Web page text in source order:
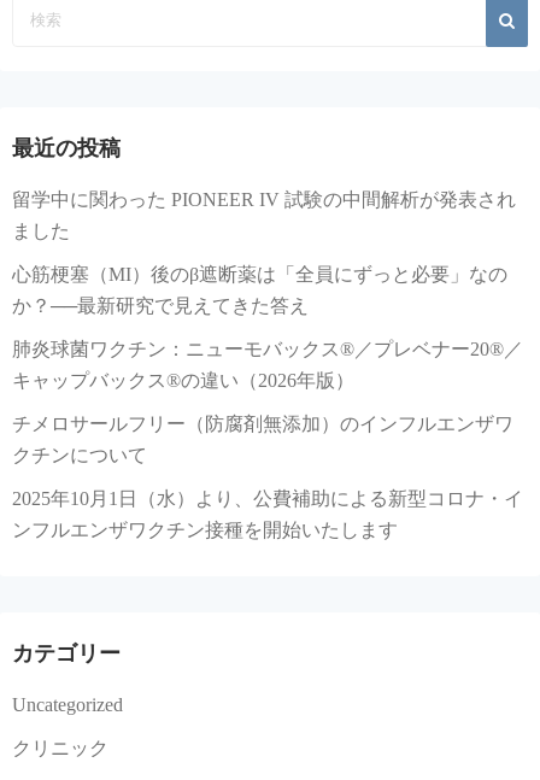
最近の投稿
留学中に関わった PIONEER IV 試験の中間解析が発表され
ました
心筋梗塞（MI）後のβ遮断薬は「全員にずっと必要」なの
か？──最新研究で見えてきた答え
肺炎球菌ワクチン：ニューモバックス®／プレベナー20®／
キャップバックス®の違い（2026年版）
チメロサールフリー（防腐剤無添加）のインフルエンザワ
クチンについて
2025年10月1日（水）より、公費補助による新型コロナ・イ
ンフルエンザワクチン接種を開始いたします
カテゴリー
Uncategorized
クリニック